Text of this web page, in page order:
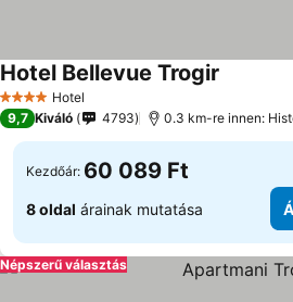
4 KategóriaHotel
Hotel Bellevue Trogir
9,7 Kiváló 4793 0.3 km-re innen:
Kezdőár: 60 089 Ft
8 oldal árainak mutatása
Népszerű választás